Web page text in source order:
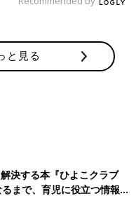
と見る
決する本『ひよこクラブ
まで、育児に役立つ情報が